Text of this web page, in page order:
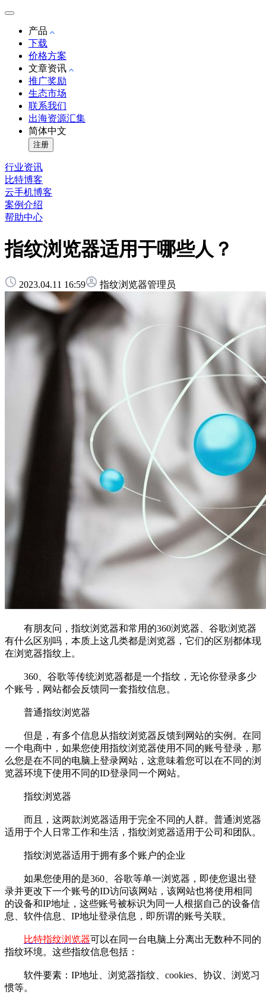
产品
下载
价格方案
文章资讯
推广奖励
生态市场
联系我们
出海资源汇集
简体中文
注册
行业资讯
比特博客
云手机博客
案例介绍
帮助中心
指纹浏览器适用于哪些人？
2023.04.11 16:59 指纹浏览器管理员
有朋友问，指纹浏览器和常用的360浏览器、谷歌浏览器
有什么区别吗，本质上这几类都是浏览器，它们的区别都体现
在浏览器指纹上。
360、谷歌等传统浏览器都是一个指纹，无论你登录多少
个账号，网站都会反馈同一套指纹信息。
普通指纹浏览器
但是，有多个信息从指纹浏览器反馈到网站的实例。在同
一个电商中，如果您使用指纹浏览器使用不同的账号登录，那
么您是在不同的电脑上登录网站，这意味着您可以在不同的浏
览器环境下使用不同的ID登录同一个网站。
指纹浏览器
而且，这两款浏览器适用于完全不同的人群。普通浏览器
适用于个人日常工作和生活，指纹浏览器适用于公司和团队。
指纹浏览器适用于拥有多个账户的企业
如果您使用的是360、谷歌等单一浏览器，即使您退出登
录并更改下一个账号的ID访问该网站，该网站也将使用相同
的设备和IP地址，这些账号被标识为同一人根据自己的设备信
息、软件信息、IP地址登录信息，即所谓的账号关联。
比特指纹浏览器可以在同一台电脑上分离出无数种不同的
指纹环境。这些指纹信息包括：
软件要素：IP地址、浏览器指纹、cookies、协议、浏览习
惯等。